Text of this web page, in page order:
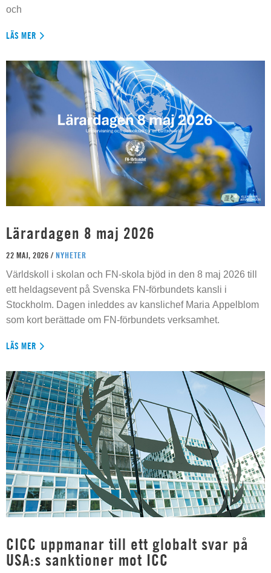
och
LÄS MER
Lärardagen 8 maj 2026
22 MAJ, 2026 / NYHETER
Världskoll i skolan och FN-skola bjöd in den 8 maj 2026 till
ett heldagsevent på Svenska FN-förbundets kansli i
Stockholm. Dagen inleddes av kanslichef Maria Appelblom
som kort berättade om FN-förbundets verksamhet.
LÄS MER
CICC uppmanar till ett globalt svar på
USA:s sanktioner mot ICC